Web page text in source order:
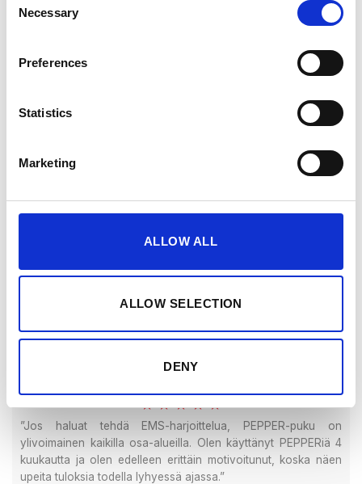
Selection
Necessary
Preferences
Statistics
Marketing
ALLOW ALL
ALLOW SELECTION
DENY
★ ★ ★ ★ ★
”Jos haluat tehdä EMS-harjoittelua, PEPPER-puku on
ylivoimainen kaikilla osa-alueilla. Olen käyttänyt PEPPERiä 4
kuukautta ja olen edelleen erittäin motivoitunut, koska näen
upeita tuloksia todella lyhyessä ajassa.”